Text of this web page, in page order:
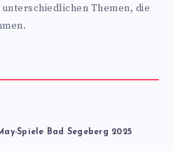
Themen, die
Spiele Bad Segeberg 2025